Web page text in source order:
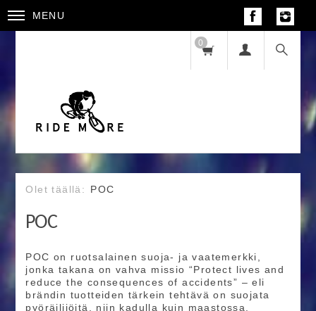
MENU
0
POC
POC
POC on ruotsalainen suoja‑ ja vaatemerkki,
jonka takana on vahva missio “Protect lives and
reduce the consequences of accidents” – eli
brändin tuotteiden tärkein tehtävä on suojata
pyöräilijöitä, niin kadulla kuin maastossa.